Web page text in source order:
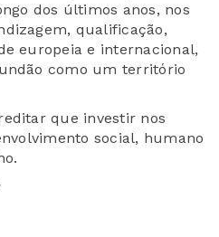
dos últimos anos, nos
qualificação,
europeia e internacional,
como um território
que investir nos
social, humano